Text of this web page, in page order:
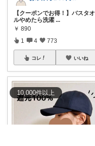
10,000件以上
【クーポンでお得！】バスタオ
ルやめたら洗濯 ...
￥ 890
1 4 773
コレ いいね